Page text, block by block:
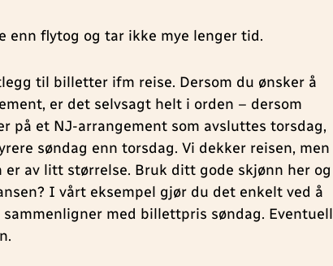
enn flytog og tar ikke mye lenger tid.
til billetter ifm reise. Dersom du ønsker å
er det selvsagt helt i orden – dersom
på et NJ-arrangement som avsluttes torsdag,
søndag enn torsdag. Vi dekker reisen, men
av litt størrelse. Bruk ditt gode skjønn her og
I vårt eksempel gjør du det enkelt ved å
med billettpris søndag. Eventuell